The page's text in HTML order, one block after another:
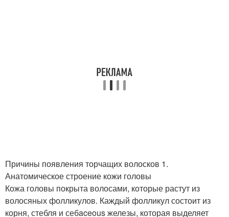
волосе
Непослушные волосы Волосы на макушке
Причины появления торчащих волосков 1.
Анатомическое строение кожи головы
Кожа головы покрыта волосами, которые растут из
волосяных фолликулов. Каждый фолликул состоит из
корня, стебля и себaceous железы, которая выделяет